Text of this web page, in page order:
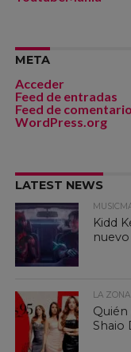
META
Acceder
Feed de entradas
Feed de
WordPress.org
LATEST NEWS
Kidd
nuevo
LA
Quién
Shaio